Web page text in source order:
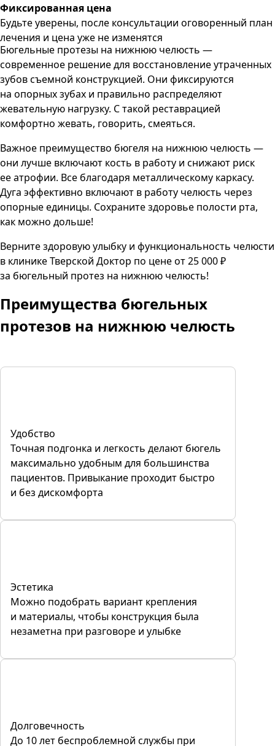
Фиксированная цена
Будьте уверены, после консультации оговоренный план
лечения и цена уже не изменятся
Бюгельные протезы на нижнюю челюсть —
современное решение для восстановление утраченных
зубов съемной конструкцией. Они фиксируются
на опорных зубах и правильно распределяют
жевательную нагрузку. С такой реставрацией
комфортно жевать, говорить, смеяться.
Важное преимущество бюгеля на нижнюю челюсть —
они лучше включают кость в работу и снижают риск
ее атрофии. Все благодаря металлическому каркасу.
Дуга эффективно включают в работу челюсть через
опорные единицы. Сохраните здоровье полости рта,
как можно дольше!
Верните здоровую улыбку и функциональность челюсти
в клинике Тверской Доктор по цене от 25 000 ₽
за бюгельный протез на нижнюю челюсть!
Преимущества бюгельных
протезов на нижнюю челюсть
Удобство
Точная подгонка и легкость делают бюгель
максимально удобным для большинства
пациентов. Привыкание проходит быстро
и без дискомфорта
Эстетика
Можно подобрать вариант крепления
и материалы, чтобы конструкция была
незаметна при разговоре и улыбке
Долговечность
До 10 лет беспроблемной службы при